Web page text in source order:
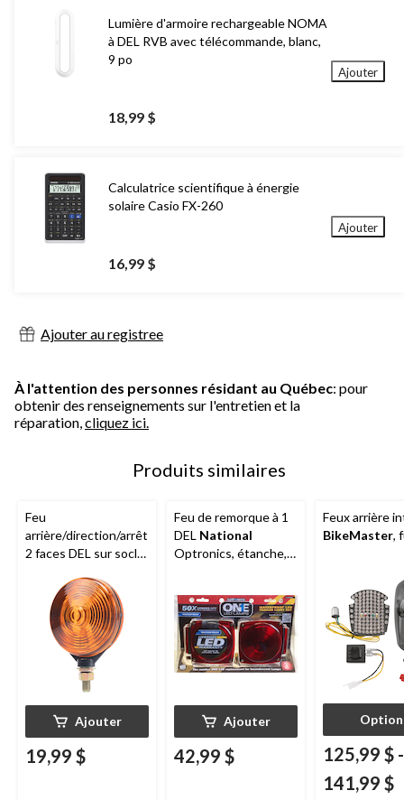
Lumière d'armoire rechargeable NOMA
à DEL RVB avec télécommande, blanc,
9 po
18,99 $
Ajouter
Calculatrice scientifique à énergie
solaire Casio FX-260
16,99 $
Ajouter
Ajouter au registree
À l'attention des personnes résidant au Québec: pour
obtenir des renseignements sur l'entretien et la
réparation,cliquez ici.
Produits similaires
Feu
arrière/direction/arrêt
2 faces DEL sur socle
Solution,
ambre/rouge
Ajouter
19,99 $
Feu de remorque à 1
DEL National
Optronics, étanche,
Ajouter
42,99 $
Feux arrière
BikeMaster,
125,99 $ -
141,99 $